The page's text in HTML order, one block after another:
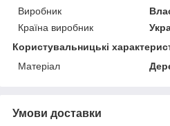
Виробник
Країна виробник
Користувальницькі
Матеріал
Умови доставки